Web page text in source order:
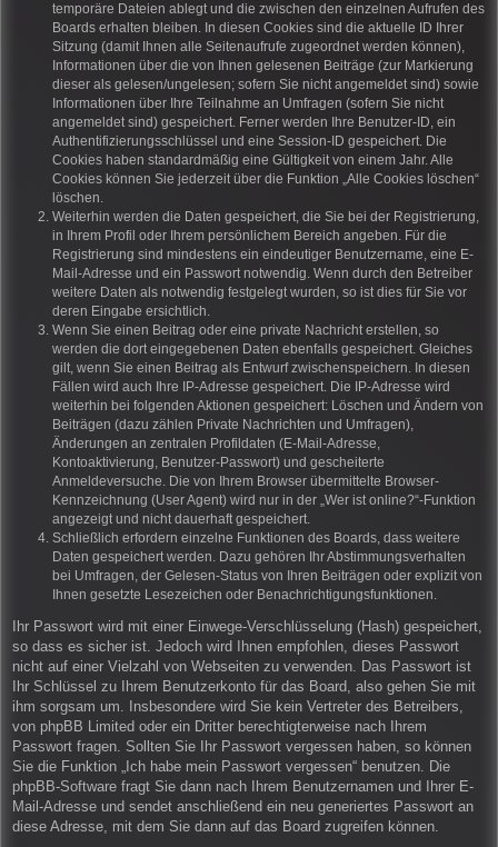
temporäre Dateien ablegt und die zwischen den einzelnen Aufrufen des
Boards erhalten bleiben. In diesen Cookies sind die aktuelle ID Ihrer
Sitzung (damit Ihnen alle Seitenaufrufe zugeordnet werden können),
Informationen über die von Ihnen gelesenen Beiträge (zur Markierung
dieser als gelesen/ungelesen; sofern Sie nicht angemeldet sind) sowie
Informationen über Ihre Teilnahme an Umfragen (sofern Sie nicht
angemeldet sind) gespeichert. Ferner werden Ihre Benutzer-ID, ein
Authentifizierungsschlüssel und eine Session-ID gespeichert. Die
Cookies haben standardmäßig eine Gültigkeit von einem Jahr. Alle
Cookies können Sie jederzeit über die Funktion „Alle Cookies löschen“
löschen.
Weiterhin werden die Daten gespeichert, die Sie bei der Registrierung,
in Ihrem Profil oder Ihrem persönlichem Bereich angeben. Für die
Registrierung sind mindestens ein eindeutiger Benutzername, eine E-
Mail-Adresse und ein Passwort notwendig. Wenn durch den Betreiber
weitere Daten als notwendig festgelegt wurden, so ist dies für Sie vor
deren Eingabe ersichtlich.
Wenn Sie einen Beitrag oder eine private Nachricht erstellen, so
werden die dort eingegebenen Daten ebenfalls gespeichert. Gleiches
gilt, wenn Sie einen Beitrag als Entwurf zwischenspeichern. In diesen
Fällen wird auch Ihre IP-Adresse gespeichert. Die IP-Adresse wird
weiterhin bei folgenden Aktionen gespeichert: Löschen und Ändern von
Beiträgen (dazu zählen Private Nachrichten und Umfragen),
Änderungen an zentralen Profildaten (E-Mail-Adresse,
Kontoaktivierung, Benutzer-Passwort) und gescheiterte
Anmeldeversuche. Die von Ihrem Browser übermittelte Browser-
Kennzeichnung (User Agent) wird nur in der „Wer ist online?“-Funktion
angezeigt und nicht dauerhaft gespeichert.
Schließlich erfordern einzelne Funktionen des Boards, dass weitere
Daten gespeichert werden. Dazu gehören Ihr Abstimmungsverhalten
bei Umfragen, der Gelesen-Status von Ihren Beiträgen oder explizit von
Ihnen gesetzte Lesezeichen oder Benachrichtigungsfunktionen.
Ihr Passwort wird mit einer Einwege-Verschlüsselung (Hash) gespeichert,
so dass es sicher ist. Jedoch wird Ihnen empfohlen, dieses Passwort
nicht auf einer Vielzahl von Webseiten zu verwenden. Das Passwort ist
Ihr Schlüssel zu Ihrem Benutzerkonto für das Board, also gehen Sie mit
ihm sorgsam um. Insbesondere wird Sie kein Vertreter des Betreibers,
von phpBB Limited oder ein Dritter berechtigterweise nach Ihrem
Passwort fragen. Sollten Sie Ihr Passwort vergessen haben, so können
Sie die Funktion „Ich habe mein Passwort vergessen“ benutzen. Die
phpBB-Software fragt Sie dann nach Ihrem Benutzernamen und Ihrer E-
Mail-Adresse und sendet anschließend ein neu generiertes Passwort an
diese Adresse, mit dem Sie dann auf das Board zugreifen können.